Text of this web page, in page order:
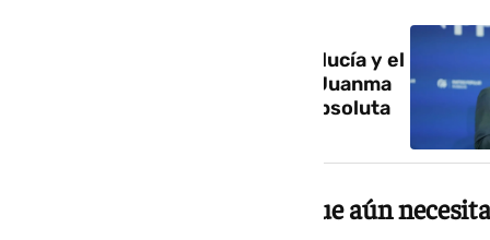
Victoria amarga del PP en Andalucía y el
PSOE firma su peor resultado: Juanma
Moreno se queda sin mayoría absoluta
El PP gana un escaño, aunque aún